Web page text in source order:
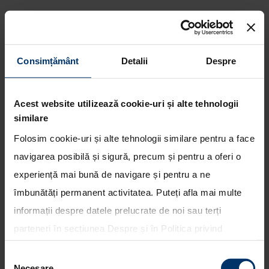
Consimțământ Detalii Despre
Acest website utilizează cookie-uri și alte tehnologii
similare
Folosim cookie-uri și alte tehnologii similare pentru a face
navigarea posibilă și sigură, precum și pentru a oferi o
experiență mai bună de navigare și pentru a ne
îmbunătăți permanent activitatea. Puteți afla mai multe
informații despre datele prelucrate de noi sau terți
parteneri în secțiunea Despre și în Politica privind
toate cookie-urile, una sau mai multe categorii sau să
Hyundai Motor a testat cu
succes performanta noului
propulsor 2.0 Turbo in cursa de
24 de ore de la Nürburgring